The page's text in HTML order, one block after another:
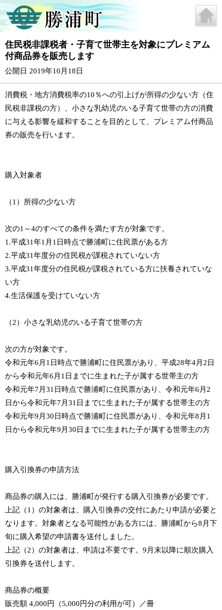
住民税非課税者・子育て世帯主を対象にプレミアム
付商品券を販売します
公開日 2019年10月18日
消費税・地方消費税率の10％への引上げが所得の少ない方（住
民税非課税の方）、小さな乳幼児のいる子育て世帯の方の消費
に与える影響を緩和することを目的として、プレミアム付商品
券の販売を行います。
購入対象者
（1）所得の少ない方
次の1～4のすべての条件を満たす方が対象です。
1.平成31年1月1日時点で勝浦町に住民票がある方
2.平成31年度分の住民税が課税されていない方
3.平成31年度分の住民税が課税されている方に扶養されていな
い方
4.生活保護を受けていない方
（2）小さな乳幼児のいる子育て世帯の方
次の方が対象です。
令和元年6月1日時点で勝浦町に住民票があり、平成28年4月2日
から令和元年6月1日までに生まれた子が属する世帯主の方
令和元年7月31日時点で勝浦町に住民票があり、令和元年6月2
日から令和元年7月31日までに生まれた子が属する世帯主の方
令和元年9月30日時点で勝浦町に住民票があり、令和元年8月1
日から令和元年9月30日までに生まれた子が属する世帯主の方
購入引換券の申請方法
商品券の購入には、勝浦町が発行する購入引換券が必要です。
上記（1）の対象者は、購入引換券の交付にあたり申請が必要と
なります。対象者となる可能性がある方には、勝浦町から8月下
旬に購入希望の申請書を送付しました。
上記（2）の対象者は、申請は不要です。9月末以降に順次購入
引換券を送付します。
商品券の概要
販売額 4,000円（5,000円分の利用が可）／冊